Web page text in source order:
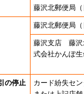
藤沢北郵便局
藤沢北郵便局
藤沢支店 藤沢
式会社かんぽ
の停止
カード紛失セ